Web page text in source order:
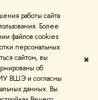
работы сайта
Более
файлов cookies
персональных
сайтом, вы
об
ВШЭ и согласны
данных. Вы
✖
использования
Карта сайта